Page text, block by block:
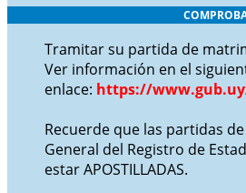
Tramitar su partida de
Ver información en el
enlace: https://
Recuerde que las partidas
General del Registro de
estar APOSTILLADAS.